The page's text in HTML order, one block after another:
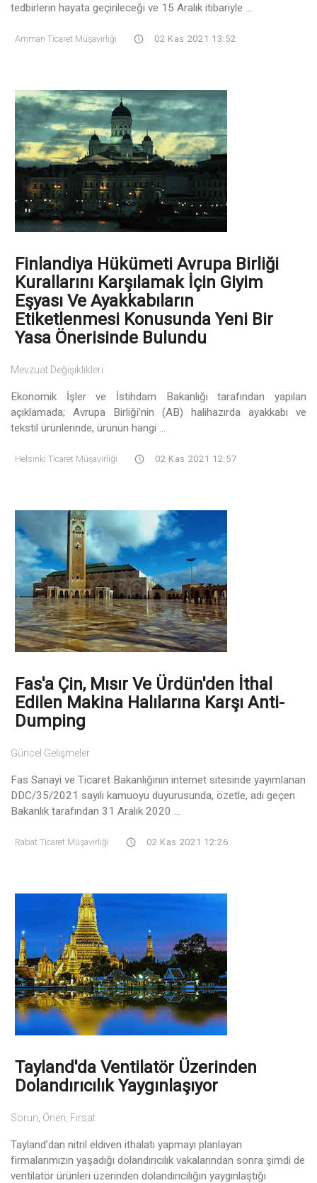
tedbirlerin hayata geçirileceği ve 15 Aralık itibariyle ...
Amman Ticaret Müşavirliği 02 Kas 2021 13:52
Finlandiya Hükümeti Avrupa Birliği
Kurallarını Karşılamak İçin Giyim
Eşyası Ve Ayakkabıların
Etiketlenmesi Konusunda Yeni Bir
Yasa Önerisinde Bulundu
Mevzuat Değişiklikleri
Ekonomik İşler ve İstihdam Bakanlığı tarafından yapılan
açıklamada; Avrupa Birliği’nin (AB) halihazırda ayakkabı ve
tekstil ürünlerinde, ürünün hangi ...
Helsinki Ticaret Müşavirliği 02 Kas 2021 12:57
Fas'a Çin, Mısır Ve Ürdün'den İthal
Edilen Makina Halılarına Karşı Anti-
Dumping
Güncel Gelişmeler
Fas Sanayi ve Ticaret Bakanlığının internet sitesinde yayımlanan
DDC/35/2021 sayılı kamuoyu duyurusunda, özetle, adı geçen
Bakanlık tarafından 31 Aralık 2020 ...
Rabat Ticaret Müşavirliği 02 Kas 2021 12:26
Tayland'da Ventilatör Üzerinden
Dolandırıcılık Yaygınlaşıyor
Sorun, Öneri, Fırsat
Tayland’dan nitril eldiven ithalatı yapmayı planlayan
firmalarımızın yaşadığı dolandırıcılık vakalarından sonra şimdi de
ventilatör ürünleri üzerinden dolandırıcılığın yaygınlaştığı